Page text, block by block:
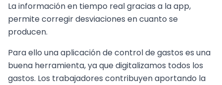
La información en tiempo real gracias a la app,
permite corregir desviaciones en cuanto se
producen.
Para ello una aplicación de control de gastos es una
buena herramienta, ya que digitalizamos todos los
gastos. Los trabajadores contribuyen aportando la